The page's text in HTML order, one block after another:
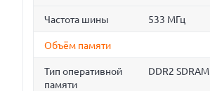
Частота шины 533 МГц
Объём памяти
Тип оперативной
памяти
DDR2 SDRAM